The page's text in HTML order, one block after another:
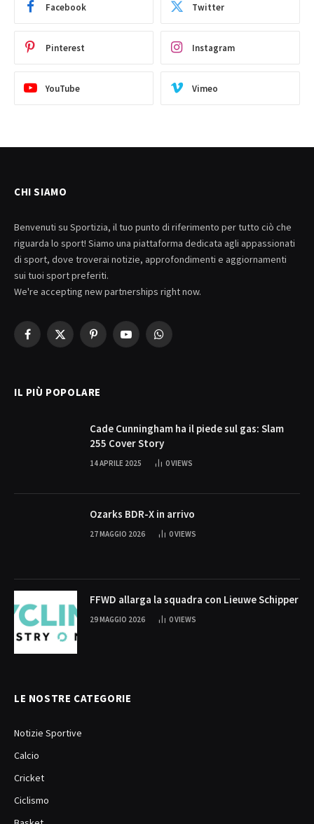
Facebook Twitter
Pinterest Instagram
YouTube Vimeo
CHI SIAMO
Benvenuti su Sportizia, il tuo punto di riferimento per tutto ciò che
riguarda lo sport! Siamo una piattaforma dedicata agli appassionati
di sport, dove troverai notizie, approfondimenti e aggiornamenti
sui tuoi sport preferiti.
We're accepting new partnerships right now.
Facebook
X
PinterestYouTubeWhatsApp
IL PIÙ POPOLARE
Cade Cunningham ha il piede sul gas: Slam
255 Cover Story
14 APRILE 2025 0VIEWS
Ozarks BDR-X in arrivo
27 MAGGIO 2026 0VIEWS
FFWD allarga la squadra con Lieuwe Schipper
29 MAGGIO 2026 0VIEWS
LE NOSTRE CATEGORIE
Notizie Sportive
Calcio
Cricket
Ciclismo